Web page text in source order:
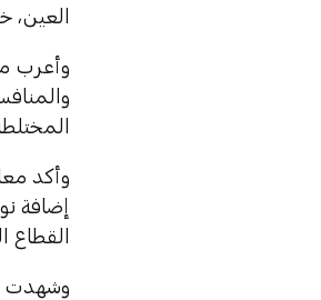
العين، خلال الفترة من 21 إلى
وأعرب
وأكد
إضافة
القطاع
وشهدت